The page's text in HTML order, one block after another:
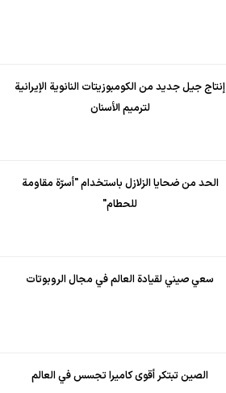
إنتاج جيل جديد من الكومبوزيتات النانوية الإيرانية
لترميم الأسنان
الحد من ضحايا الزلازل باستخدام "أسرّة مقاومة
للحطام"
سعي صيني لقيادة العالم في مجال الروبوتات
الصين تبتكر أقوى كاميرا تجسس في العالم